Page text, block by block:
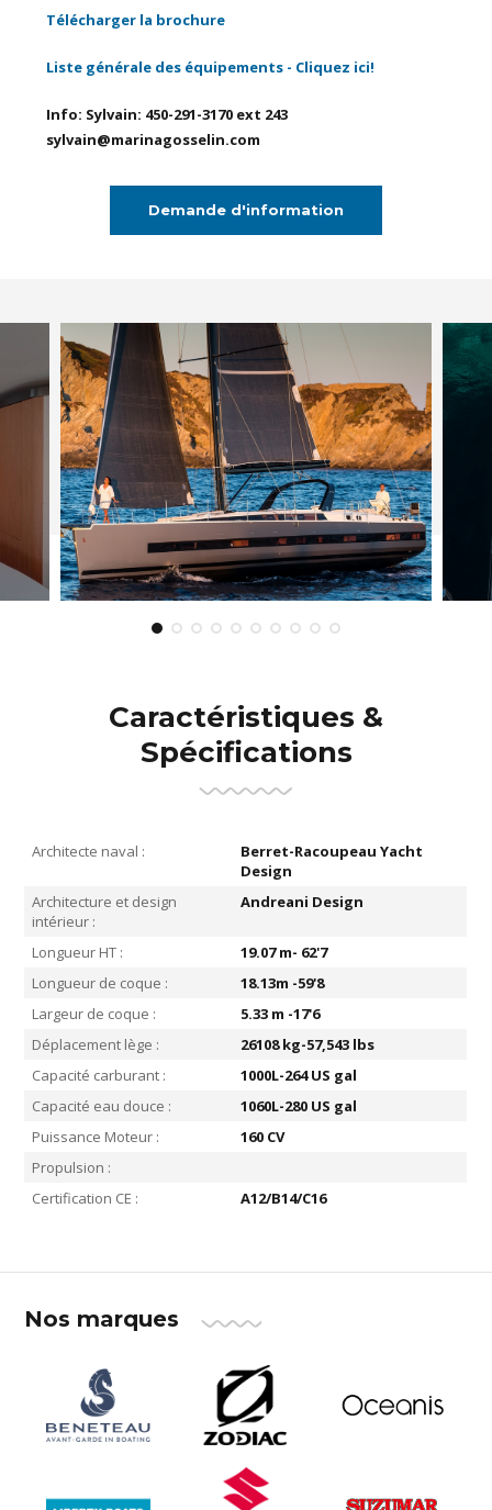
Télécharger la brochure
Liste générale des équipements - Cliquez ici!
Info: Sylvain: 450-291-3170 ext 243
sylvain@marinagosselin.com
Demande d'information
Caractéristiques &
Spécifications
Architecte naval :
Berret-Racoupeau Yacht
Design
Architecture et design
intérieur :
Andreani Design
Longueur HT :
19.07 m- 62'7
Longueur de coque :
18.13m -59'8
Largeur de coque :
5.33 m -17'6
Déplacement lège :
26108 kg-57,543 lbs
Capacité carburant :
1000L-264 US gal
Capacité eau douce :
1060L-280 US gal
Puissance Moteur :
160 CV
Propulsion :
Certification CE :
A12/B14/C16
Nos marques